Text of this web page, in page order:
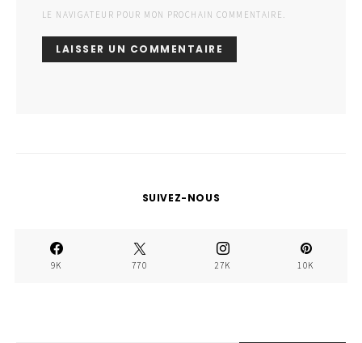
LE NAVIGATEUR POUR MON PROCHAIN COMMENTAIRE.
SUIVEZ-NOUS
9K 770 27K 10K